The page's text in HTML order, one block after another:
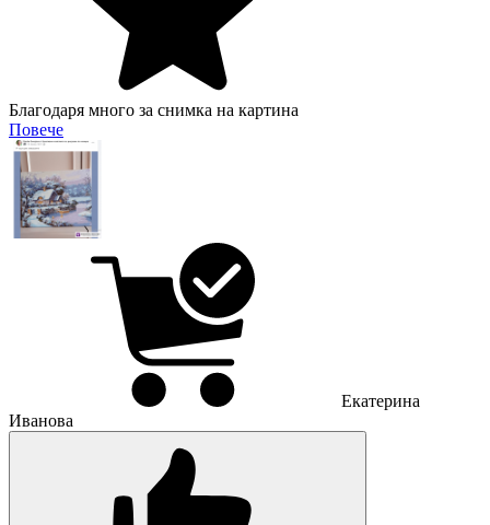
Благодаря много за снимка на картина
Повече
Екатерина
Иванова